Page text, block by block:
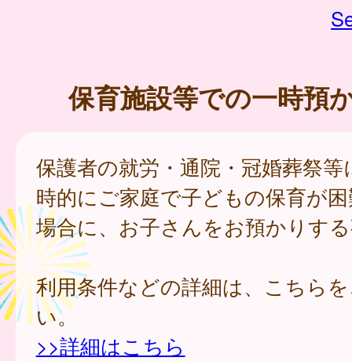
保育施設等での一時預
保護者の就労・通院・冠婚葬祭
時的にご家庭で子どもの保育が
場合に、お子さんをお預かりす
利用条件などの詳細は、こちら
い。
>>詳細はこちら